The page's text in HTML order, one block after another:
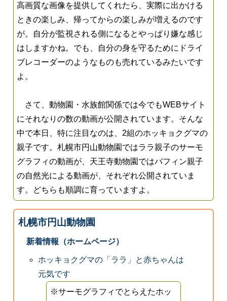
高画質な画像を提供してくれたら、実際に出かける
ときの楽しみ、帰ってからの楽しみが増えるのです
が。自分が監視される側になるとやっぱり嫌な感じ
はしますかね。でも、自分の身を守るためにドライ
ブレコーダーのようなものも売れているみたいです
よ。
さて、動物園・水族館関係では今でもWEBサイト
にそれなりの数の動画が公開されています。そんな
中で本日、特に注目なのは、2組のホッキョクグマの
親子です。札幌市円山動物園ではララ親子のサーモ
グラフィの動画が、天王寺動物園ではバフィン親子
の自然光による動画が、それぞれ公開されていま
す。どちらも順調に育っていますよ。
札幌市円山動物園
新着情報（ホームページ）
ホッキョクグマの「ララ」と赤ちゃんは
元気です
※サーモグラフィでとらえたホッ